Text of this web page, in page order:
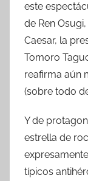
este
de Ren
Caesar, la
Tomoro
reafirma aún
(sobre todo
Y de
estrella de
típicos